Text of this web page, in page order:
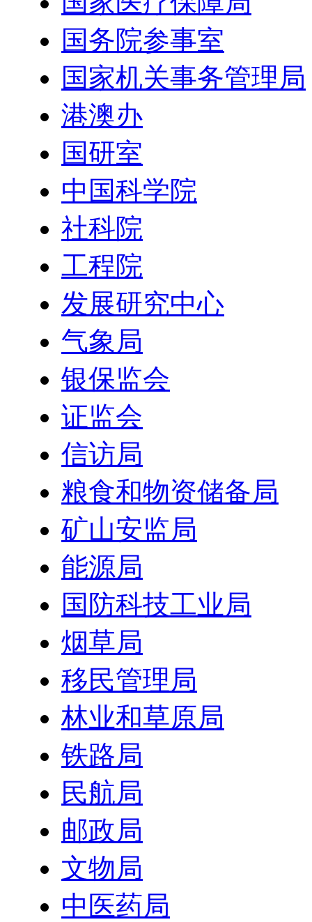
国务院参事室
国家机关事务管理局
港澳办
国研室
中国科学院
社科院
工程院
发展研究中心
气象局
银保监会
证监会
信访局
粮食和物资储备局
矿山安监局
能源局
国防科技工业局
烟草局
移民管理局
林业和草原局
铁路局
民航局
邮政局
文物局
中医药局